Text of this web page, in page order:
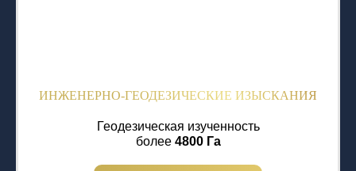
ИНЖЕНЕРНО-ГЕОДЕЗИЧЕСКИЕ ИЗЫСКАНИЯ
Геодезическая изученность
более 4800 Га